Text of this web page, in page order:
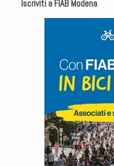
Iscriviti a FIAB Modena